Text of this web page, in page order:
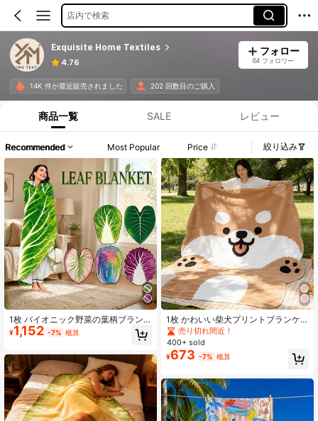
店内で検索
Exquisite Home Textiles
4.76
フォロー
64 フォロワー
14K 件が最近販売されました 202 回数目のご購入
商品一覧 SALE レビュー
Recommended Most Popular Price 絞り込み
1枚 バイオニック野菜の葉柄ブラン
ケット、フランネル生地製、柔らか
く肌に優しい、快適、ソファベッド
車用ブランケット、キャンプブラン
ケット、エアコンブランケット、ペ
ットブランケットとして使用可能
¥1,152 -7% 概算
1枚 かわいい柴犬プリントブランケ
ット、2DFile ソフトフランネル カー
トゥーン犬柄ブランケット、快適な
ソフトソファブランケット、昼寝ブ
ランケット、小さなスローブランケ
ット愛好家への完璧なギフト
#1 ベストセラー
パーティー ソファブランケット、スローブランケット、お昼寝用ブランケット
売り切れ間近！
#1 ベストセラー
パーティー ソファブランケット、スローブランケット、お昼寝用ブランケット
売り切れ間近！
#1 ベストセラー
パーティー ソファブランケット、スローブランケット、お昼寝用ブランケット
売り切れ間近！
#1 ベストセラー
売り切れ間近！
400+ sold
¥673 -7% 概算